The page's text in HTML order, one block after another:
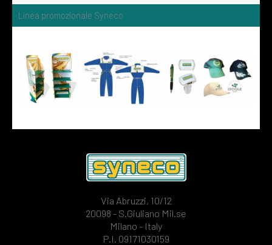
Linea promozionale Syneco
Via Abruzzi, 10/12
20098 - S.Giuliano Mil.se
Milano - Italy
P.I. 09171030159